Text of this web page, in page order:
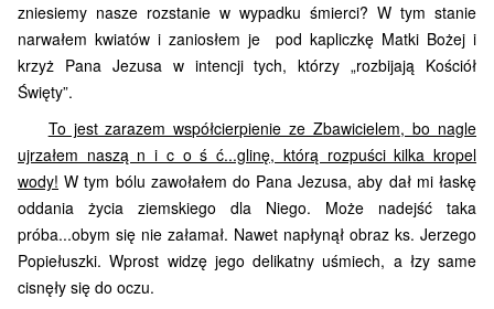
zniesiemy nasze rozstanie w wypadku śmierci? W tym stanie
narwałem kwiatów i zaniosłem je pod kapliczkę Matki Bożej i
krzyż Pana Jezusa w intencji tych, którzy „rozbijają Kościół
Święty”.
To jest zarazem współcierpienie ze Zbawicielem, bo nagle
ujrzałem naszą n i c o ś ć...glinę, którą rozpuści kilka kropel
wody! W tym bólu zawołałem do Pana Jezusa, aby dał mi łaskę
oddania życia ziemskiego dla Niego. Może nadejść taka
próba...obym się nie załamał. Nawet napłynął obraz ks. Jerzego
Popiełuszki. Wprost widzę jego delikatny uśmiech, a łzy same
cisnęły się do oczu.